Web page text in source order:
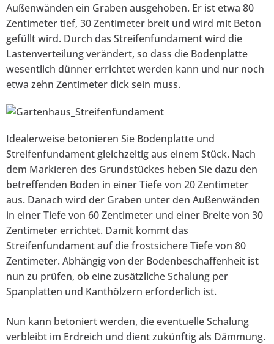
Außenwänden ein Graben ausgehoben. Er ist etwa 80
Zentimeter tief, 30 Zentimeter breit und wird mit Beton
gefüllt wird. Durch das Streifenfundament wird die
Lastenverteilung verändert, so dass die Bodenplatte
wesentlich dünner errichtet werden kann und nur noch
etwa zehn Zentimeter dick sein muss.
Idealerweise betonieren Sie Bodenplatte und
Streifenfundament gleichzeitig aus einem Stück. Nach
dem Markieren des Grundstückes heben Sie dazu den
betreffenden Boden in einer Tiefe von 20 Zentimeter
aus. Danach wird der Graben unter den Außenwänden
in einer Tiefe von 60 Zentimeter und einer Breite von 30
Zentimeter errichtet. Damit kommt das
Streifenfundament auf die frostsichere Tiefe von 80
Zentimeter. Abhängig von der Bodenbeschaffenheit ist
nun zu prüfen, ob eine zusätzliche Schalung per
Spanplatten und Kanthölzern erforderlich ist.
Nun kann betoniert werden, die eventuelle Schalung
verbleibt im Erdreich und dient zukünftig als Dämmung.